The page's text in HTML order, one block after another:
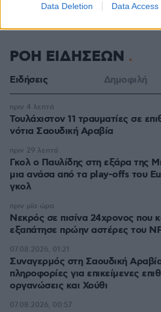
Data Deletion Data Access
Διασκεδάζουμε υπεύθυνα,
ΡΟΗ ΕΙΔΗΣΕΩΝ
Ειδήσεις Δημοφιλή
Τουλάχιστον 11 τραυματίες σε
νότια Σαουδική Αραβία
πριν 4 λεπτά
Γκολ ο Παυλίδης στη εξάρα της
μια ανάσα από τα play-offs του
γκολ
πριν 29 λεπτά
Νεκρός σε πισίνα 24χρονος που
εξαπάτησε πρώην αστέρες του
πριν μία ώρα
Συναγερμός στη Σαουδική
πληροφορίες για επικείμενες
οργανώσεις και Χούθι
07.08.2026, 01:21
07.08.2026, 00:57